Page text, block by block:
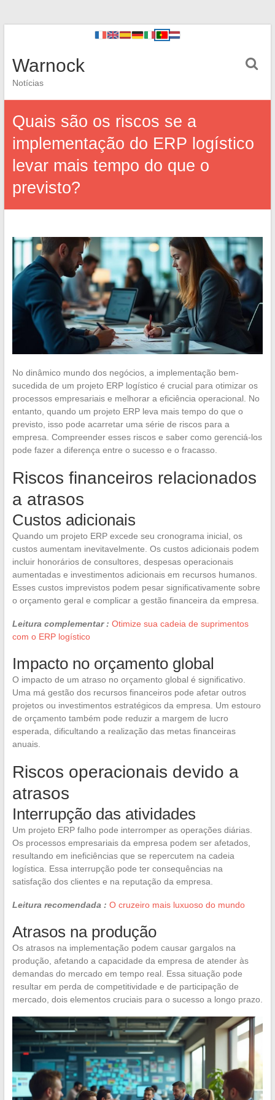
Warnock
Notícias
Quais são os riscos se a
implementação do ERP logístico
levar mais tempo do que o
previsto?
No dinâmico mundo dos negócios, a implementação bem-
sucedida de um projeto ERP logístico é crucial para otimizar os
processos empresariais e melhorar a eficiência operacional. No
entanto, quando um projeto ERP leva mais tempo do que o
previsto, isso pode acarretar uma série de riscos para a
empresa. Compreender esses riscos e saber como gerenciá-los
pode fazer a diferença entre o sucesso e o fracasso.
Riscos financeiros relacionados
a atrasos
Custos adicionais
Quando um projeto ERP excede seu cronograma inicial, os
custos aumentam inevitavelmente. Os custos adicionais podem
incluir honorários de consultores, despesas operacionais
aumentadas e investimentos adicionais em recursos humanos.
Esses custos imprevistos podem pesar significativamente sobre
o orçamento geral e complicar a gestão financeira da empresa.
Leitura complementar : Otimize sua cadeia de suprimentos
com o ERP logístico
Impacto no orçamento global
O impacto de um atraso no orçamento global é significativo.
Uma má gestão dos recursos financeiros pode afetar outros
projetos ou investimentos estratégicos da empresa. Um estouro
de orçamento também pode reduzir a margem de lucro
esperada, dificultando a realização das metas financeiras
anuais.
Riscos operacionais devido a
atrasos
Interrupção das atividades
Um projeto ERP falho pode interromper as operações diárias.
Os processos empresariais da empresa podem ser afetados,
resultando em ineficiências que se repercutem na cadeia
logística. Essa interrupção pode ter consequências na
satisfação dos clientes e na reputação da empresa.
Leitura recomendada : O cruzeiro mais luxuoso do mundo
Atrasos na produção
Os atrasos na implementação podem causar gargalos na
produção, afetando a capacidade da empresa de atender às
demandas do mercado em tempo real. Essa situação pode
resultar em perda de competitividade e de participação de
mercado, dois elementos cruciais para o sucesso a longo prazo.